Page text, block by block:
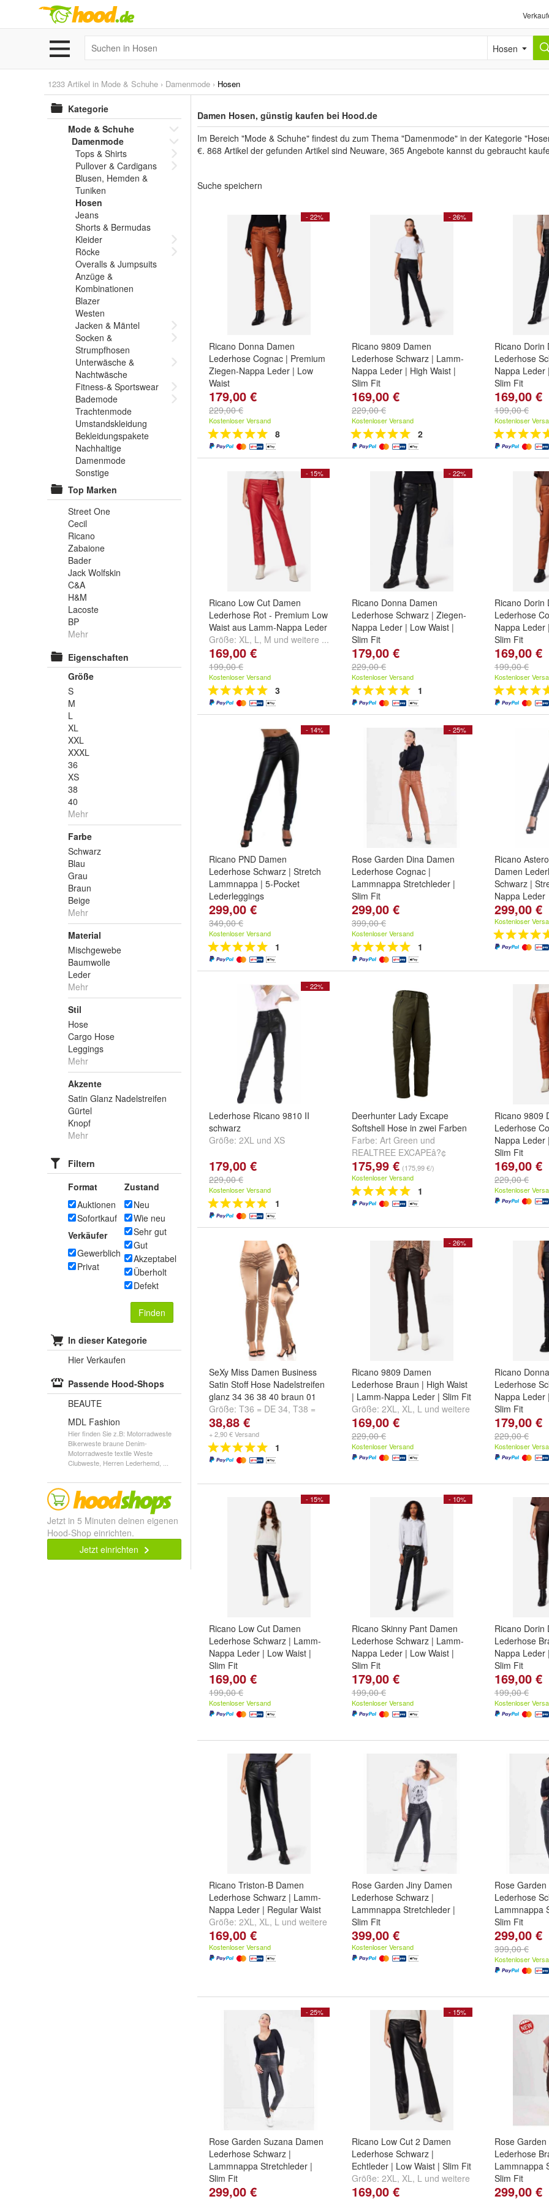
Hosen
1233 Artikel in Mode & Schuhe › Damenmode › Hosen
Kategorie
Mode & Schuhe
Damenmode
Tops & Shirts
Pullover & Cardigans
Blusen, Hemden &
Tuniken
Hosen
Jeans
Shorts & Bermudas
Kleider
Röcke
Overalls & Jumpsuits
Anzüge &
Kombinationen
Blazer
Westen
Jacken & Mäntel
Socken &
Strumpfhosen
Unterwäsche &
Nachtwäsche
Fitness-& Sportswear
Bademode
Trachtenmode
Umstandskleidung
Bekleidungspakete
Nachhaltige
Damenmode
Sonstige
Top Marken
Street One
Cecil
Ricano
Zabaione
Bader
Jack Wolfskin
C&A
H&M
Lacoste
BP
Mehr
Eigenschaften
Größe
S
M
L
XL
XXL
XXXL
36
XS
38
40
Mehr
Farbe
Schwarz
Blau
Grau
Braun
Beige
Mehr
Material
Mischgewebe
Baumwolle
Leder
Mehr
Stil
Hose
Cargo Hose
Leggings
Mehr
Akzente
Satin Glanz Nadelstreifen
Gürtel
Knopf
Mehr
Filtern
Format
Auktionen
Sofortkauf
Verkäufer
Gewerblich
Privat
Zustand
Neu
Wie neu
Sehr gut
Gut
Akzeptabel
Überholt
Defekt
Finden
In dieser Kategorie
Hier Verkaufen
Passende Hood-Shops
BEAUTE
MDL Fashion
Hier finden Sie z.B: Motorradweste
Bikerweste braune Denim-
Motorradweste textile Weste
Clubweste, Herren Lederhemd, ...
Jetzt in 5 Minuten deinen eigenen
Hood-Shop einrichten.
Jetzt einrichten
Damen Hosen, günstig kaufen bei Hood.de
Im Bereich "Mode & Schuhe" findest du zum Thema "Damenmode" in der Kategorie
€. 868 Artikel der gefunden Artikel sind Neuware, 365 Angebote kannst du gebraucht
Suche speichern
- 22%
Ricano Donna Damen
Lederhose Cognac | Premium
Ziegen-Nappa Leder | Low
Waist
Größe:2XL,
weitere ...
179,00 €
229,00 €
Kostenloser Versand
8
- 26%
Ricano 9809 Damen
Lederhose Schwarz | Lamm-
Nappa Leder | High Waist |
Slim Fit
Größe:2XL,
...
169,00 €
229,00 €
Kostenloser Versand
2
Ricano Dorin
Lederhose
Nappa Leder
Slim Fit
Größe:2XL,
...
169,00 €
199,00 €
Kostenloser
- 15%
Ricano Low Cut Damen
Lederhose Rot - Premium Low
Waist aus Lamm-Nappa Leder
Größe: XL, L, M und weitere ...
169,00 €
199,00 €
Kostenloser Versand
3
- 22%
Ricano Donna Damen
Lederhose Schwarz | Ziegen-
Nappa Leder | Low Waist |
Slim Fit
Größe:3XL,
weitere ...
179,00 €
229,00 €
Kostenloser Versand
1
Ricano Dorin
Lederhose
Nappa Leder
Slim Fit
Größe:2XL,
...
169,00 €
199,00 €
Kostenloser
- 14%
Ricano PND Damen
Lederhose Schwarz | Stretch
Lammnappa | 5-Pocket
Lederleggings
Größe:2XL,
...
299,00 €
349,00 €
Kostenloser Versand
1
- 25%
Rose Garden Dina Damen
Lederhose Cognac |
Lammnappa Stretchleder |
Slim Fit
Größe:XL ,L
299,00 €
399,00 €
Kostenloser Versand
1
Ricano
Damen
Schwarz |
Nappa Leder
Größe:2XL,
...
299,00 €
Kostenloser
- 22%
Lederhose Ricano 9810 II
schwarz
Größe: 2XL und XS
179,00 €
229,00 €
Kostenloser Versand
1
Deerhunter Lady Excape
Softshell Hose in zwei Farben
Farbe: Art Green und
REALTREE EXCAPEâ?¢
175,99 € (175,99 €/)
Kostenloser Versand
1
Ricano 9809
Lederhose
Nappa Leder
Slim Fit
Größe:XS ,S
...
169,00 €
229,00 €
Kostenloser
SeXy Miss Damen Business
Satin Stoff Hose Nadelstreifen
glanz 34 36 38 40 braun 01
Größe: T36 = DE 34, T38 =
DE 36,T40 = DE 38
weitere ...
38,88 €
+ 2,90 € Versand
1
- 26%
Ricano 9809 Damen
Lederhose Braun | High Waist
| Lamm-Nappa Leder | Slim Fit
Größe: 2XL, XL, L und weitere
...
169,00 €
229,00 €
Kostenloser Versand
Ricano
Lederhose
Nappa Leder
Slim Fit
Größe:XL ,L
179,00 €
229,00 €
Kostenloser
- 15%
Ricano Low Cut Damen
Lederhose Schwarz | Lamm-
Nappa Leder | Low Waist |
Slim Fit
Größe:2XL,
...
169,00 €
199,00 €
Kostenloser Versand
- 10%
Ricano Skinny Pant Damen
Lederhose Schwarz | Lamm-
Nappa Leder | Low Waist |
Slim Fit
Größe:2XL,
...
179,00 €
199,00 €
Kostenloser Versand
Ricano Dorin
Lederhose
Nappa Leder
Slim Fit
Größe:2XL,
...
169,00 €
199,00 €
Kostenloser
Ricano Triston-B Damen
Lederhose Schwarz | Lamm-
Nappa Leder | Regular Waist
Größe: 2XL, XL, L und weitere
...
169,00 €
Kostenloser Versand
Rose Garden Jiny Damen
Lederhose Schwarz |
Lammnappa Stretchleder |
Slim Fit
Größe:3XL,
weitere ...
399,00 €
Kostenloser Versand
Rose
Lederhose
Lammnappa
Slim Fit
Größe:3XL,
weitere ...
299,00 €
399,00 €
Kostenloser
- 25%
Rose Garden Suzana Damen
Lederhose Schwarz |
Lammnappa Stretchleder |
Slim Fit
Größe:XL ,L
299,00 €
- 15%
Ricano Low Cut 2 Damen
Lederhose Schwarz |
Echtleder | Low Waist | Slim Fit
Größe: 2XL, XL, L und weitere
...
169,00 €
Rose
Lederhose
Lammnappa
Slim Fit
Größe:3XL,
299,00 €